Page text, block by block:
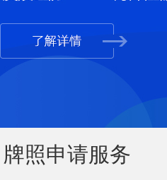
牌照申请服务